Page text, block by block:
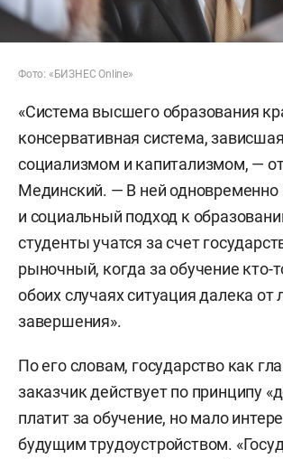
Фото: «БИЗНЕС Online»
«Система высшего образования
консервативная система,
социализмом и капитализмом, —
Мединский. — В ней одновременно
и социальный подход к
студенты учатся за счет
рыночный, когда за обучение кто-
обоих случаях ситуация далека от
завершения».
По его словам, государство как
заказчик действует по принципу
платит за обучение, но мало
будущим трудоустройством.